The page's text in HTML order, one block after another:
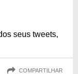
seus tweets,
COMPARTILHAR